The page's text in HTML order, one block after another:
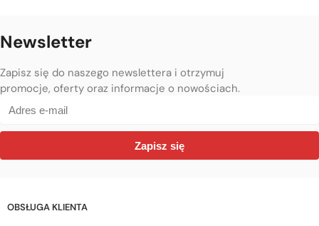
Newsletter
Zapisz się do naszego newslettera i otrzymuj
promocje, oferty oraz informacje o nowościach.
Zapisz się
OBSŁUGA KLIENTA